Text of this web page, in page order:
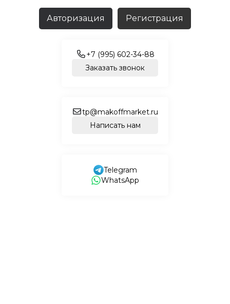
Авторизация Регистрация
+7 (995) 602-34-88
Заказать звонок
tp@makoffmarket.ru
Написать нам
Telegram
WhatsApp